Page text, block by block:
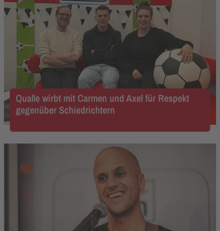
Qualle wirbt mit Carmen und Axel für Respekt
gegenüber Schiedrichtern